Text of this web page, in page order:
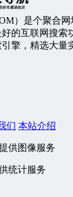
）是个聚合
的互联网搜索
擎，精选大量
们 本站介绍
供图像服务
统计服务